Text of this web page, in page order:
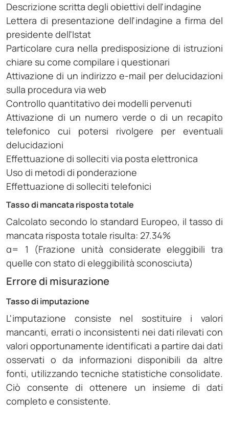
Descrizione scritta degli obiettivi dell'indagine
Lettera di presentazione dell'indagine a firma del
presidente dell'Istat
Particolare cura nella predisposizione di istruzioni
chiare su come compilare i questionari
Attivazione di un indirizzo e-mail per delucidazioni
sulla procedura via web
Controllo quantitativo dei modelli pervenuti
Attivazione di un numero verde o di un recapito
telefonico cui potersi rivolgere per eventuali
delucidazioni
Effettuazione di solleciti via posta elettronica
Uso di metodi di ponderazione
Effettuazione di solleciti telefonici
Tasso di mancata risposta totale
Calcolato secondo lo standard Europeo, il tasso di
mancata risposta totale risulta: 27.34%
α= 1 (Frazione unità considerate eleggibili tra
quelle con stato di eleggibilità sconosciuta)
Errore di misurazione
Tasso di imputazione
L'imputazione consiste nel sostituire i valori
mancanti, errati o inconsistenti nei dati rilevati con
valori opportunamente identificati a partire dai dati
osservati o da informazioni disponibili da altre
fonti, utilizzando tecniche statistiche consolidate.
Ciò consente di ottenere un insieme di dati
completo e consistente.